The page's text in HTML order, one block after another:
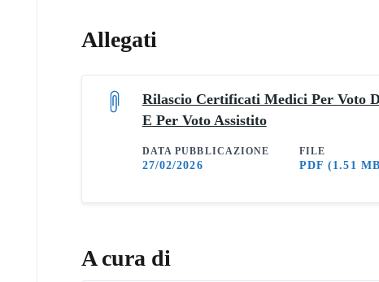
Allegati
Rilascio Certificati Medici Per Voto
E Per Voto Assistito
DATA PUBBLICAZIONE
27/02/2026
FILE
PDF(1.51
A cura di